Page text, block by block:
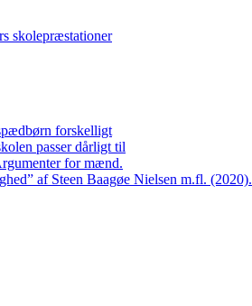
skolepræstationer
forskelligt
passer dårligt til
for mænd.
af Steen Baagøe Nielsen m.fl. (2020).